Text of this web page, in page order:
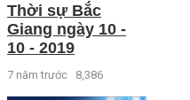
Thời sự Bắc
Giang ngày 10 -
10 - 2019
7 năm trước 8,386